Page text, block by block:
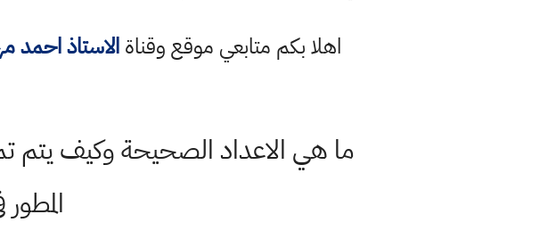
اهلا بكم متابعي موقع وقناةالاستاذ احمد
ما هي الاعداد الصحيحة وكيف يتم
المطور